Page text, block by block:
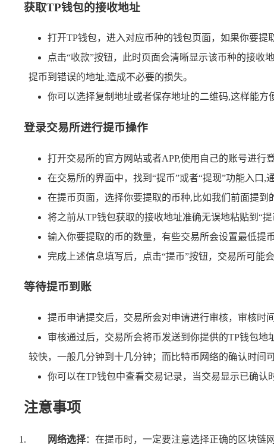
获取TP钱包的接收地址
打开TP钱包，进入对应币种的钱包页面，如果你要提
点击“收款”按钮，此时页面会清晰显示该币种的接收
提币到错误的地址,造成不必要的损失。
你可以选择复制地址或者保存地址的二维码,这样能方
登录交易所进行提币操作
打开交易所的官方网站或者APP,使用自己的账号进行登
在交易所的界面中，找到“提币”或者“提现”功能入口,
在提币页面，选择你要提取的币种,比如我们前面提到
将之前从TP钱包获取的接收地址准确无误地粘贴到“
输入你要提取的币的数量，有些交易所会设置最低提
完成上述信息填写后，点击“提币”按钮，交易所可能
等待提币到账
提币申请提交后，交易所会对申请进行审核，审核时
审核通过后，交易所会将币发送到你提供的TP钱包
较快，一般几分钟到十几分钟；而比特币网络的确认时间
你可以在TP钱包中查看交易记录，当交易显示已确认
注意事项
网络选择：在提币时，一定要注意选择正确的区块链